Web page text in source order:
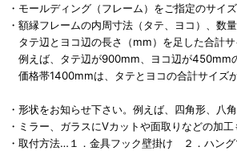
・モールディング（フレーム）をご指定のサイ
・額縁フレームの内周寸法（タテ、ヨコ）、数
タテ辺とヨコ辺の長さ（mm）を足した合計サ
例えば、タテ辺が900mm、ヨコ辺が450mm
価格帯1400mmは、タテとヨコの合計サイズ
・形状をお知らせ下さい。例えば、四角形、八
・ミラー、ガラスにVカットや面取りなどの加工
・取付方法…１．金具フック壁掛け ２． ハン